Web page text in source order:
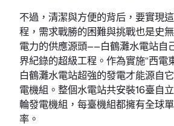
不過，清潔與方便的背后，要實現
程，需求戰勝的困難與挑戰也是史
電力的供應源頭——白鶴灘水電站自
界紀錄的超級工程。作為實施“西電
白鶴灘水電站超強的發電才能源自
電機組。整個水電站共安裝16臺自
輪發電機組，每臺機組都擁有全球
率。